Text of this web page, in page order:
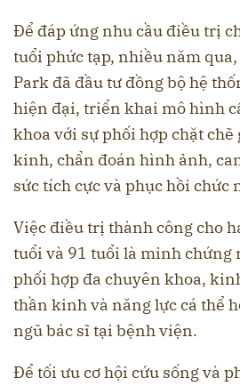
Để đáp ứng nhu cầu điều trị
tuổi phức tạp, nhiều năm
Park đã đầu tư đồng bộ hệ
hiện đại, triển khai mô hình
khoa với sự phối hợp chặt chẽ
kinh, chẩn đoán hình ảnh,
sức tích cực và phục hồi chức
Việc điều trị thành công cho
tuổi và 91 tuổi là minh chứng
phối hợp đa chuyên khoa,
thần kinh và năng lực cá thể
ngũ bác sĩ tại bệnh viện.
Để tối ưu cơ hội cứu sống và